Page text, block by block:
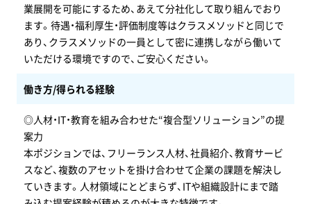
業展開を可能にするため、あえて分社化して取り組んでおり
ます。待遇・福利厚生・評価制度等はクラスメソッドと同じで
あり、クラスメソッドの一員として密に連携しながら働いて
いただける環境ですので、ご安心ください。
働き方/得られる経験
◎人材・IT・教育を組み合わせた“複合型ソリューション”の提
案力
本ポジションでは、フリーランス人材、社員紹介、教育サービ
スなど、複数のアセットを掛け合わせて企業の課題を解決し
ていきます。人材領域にとどまらず、ITや組織設計にまで踏